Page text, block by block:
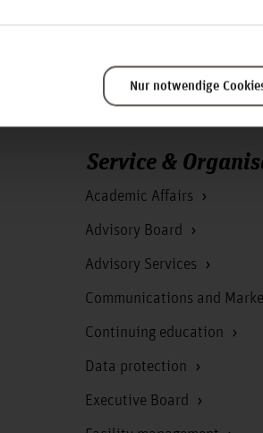
Nur notwendige
Service &
Academic Affairs
Advisory Board
Advisory Services
Communications and
Continuing education
Data protection
Executive Board